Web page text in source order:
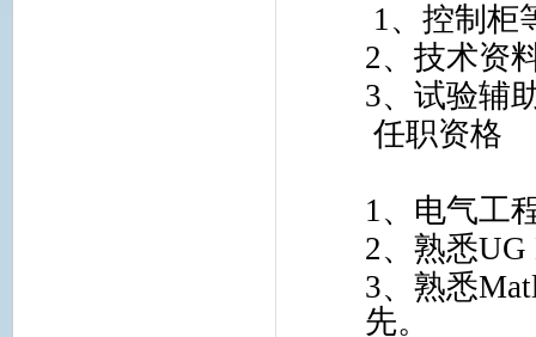
1、控制柜
2、技术资
3、试验辅
任职资格
1、电气工
2、熟悉UG
3、熟悉
先。